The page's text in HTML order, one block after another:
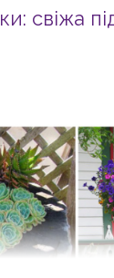
свіжа